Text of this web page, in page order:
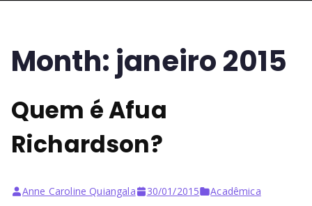
et
a,
N
Month: janeiro 2015
Quem é Afua
Richardson?
Anne Caroline Quiangala 30/01/2015 Acadêmica